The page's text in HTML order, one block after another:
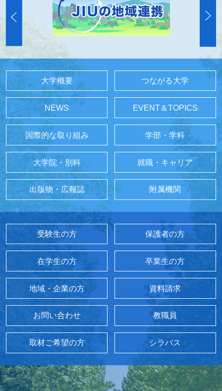
大学概要 つながる大学
NEWS EVENT＆TOPICS
国際的な取り組み 学部・学科
大学院・別科 就職・キャリア
出版物・広報誌 附属機関
受験生の方 保護者の方
在学生の方 卒業生の方
地域・企業の方 資料請求
お問い合わせ 教職員
取材ご希望の方 シラバス